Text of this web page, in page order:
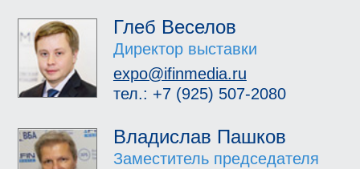
Глеб Веселов
Директор выставки
expo@ifinmedia.ru
тел.: +7 (925) 507-2080
Владислав Пашков
Заместитель председателя